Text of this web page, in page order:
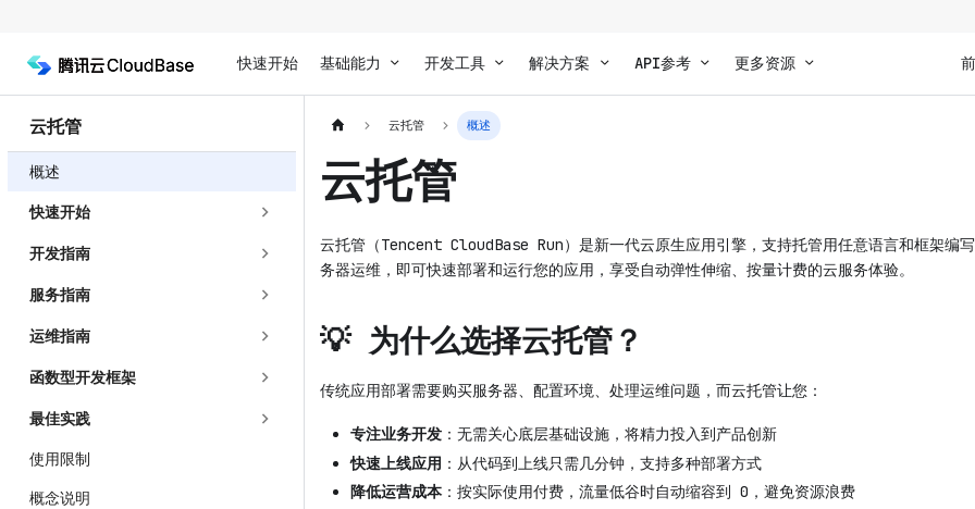
快速开始 基础能力 开发工具 解决方案 API参考 更多资源
云托管
概述
快速开始
开发指南
服务指南
运维指南
函数型开发框架
最佳实践
使用限制
概念说明
云托管 概述
云托管
云托管（Tencent CloudBase Run）是新一代云原生应用引擎，支持托管用任意语言和框架编
务器运维，即可快速部署和运行您的应用，享受自动弹性伸缩、按量计费的云服务体验。
💡 为什么选择云托管？
传统应用部署需要购买服务器、配置环境、处理运维问题，而云托管让您：
专注业务开发 ：无需关心底层基础设施，将精力投入到产品创新
快速上线应用 ：从代码到上线只需几分钟，支持多种部署方式
降低运营成本 ：按实际使用付费，流量低谷时自动缩容到 0，避免资源浪费